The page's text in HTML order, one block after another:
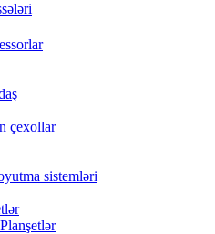
çexollar
sistemləri